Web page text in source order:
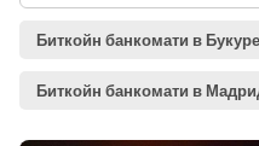
Биткойн банкомати в
Биткойн банкомати в